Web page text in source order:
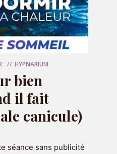
HYPNARIUM
bien
il fait
canicule)
séance sans publicité